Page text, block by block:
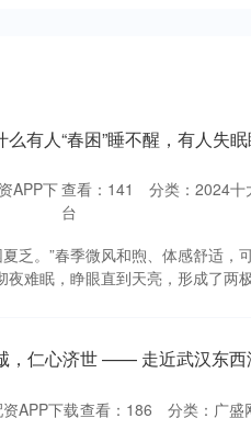
有人“春困”睡不醒，有人失眠
APP下查看： 141 分类： 2024十
台
乏。”春季微风和煦、体感舒适，
难眠，睁眼直到天亮，形成了两
，仁心济世 —— 走近武汉东西
APP下载查看： 186 分类： 广盛